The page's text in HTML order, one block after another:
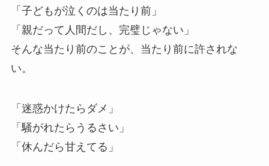
「子どもが泣くのは当たり前」
「親だって人間だし、完璧じゃない」
そんな当たり前のことが、当たり前に許されな
い。
「迷惑かけたらダメ」
「騒がれたらうるさい」
「休んだら甘えてる」